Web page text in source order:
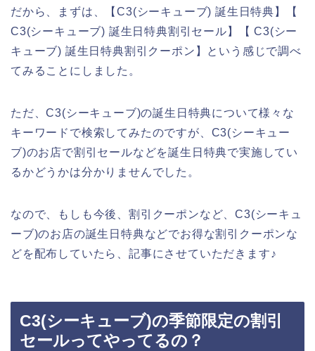
だから、まずは、【C3(シーキューブ) 誕生日特典】【
C3(シーキューブ) 誕生日特典割引セール】【 C3(シー
キューブ) 誕生日特典割引クーポン】という感じで調べ
てみることにしました。
ただ、C3(シーキューブ)の誕生日特典について様々な
キーワードで検索してみたのですが、C3(シーキュー
ブ)のお店で割引セールなどを誕生日特典で実施してい
るかどうかは分かりませんでした。
なので、もしも今後、割引クーポンなど、C3(シーキュ
ーブ)のお店の誕生日特典などでお得な割引クーポンな
どを配布していたら、記事にさせていただきます♪
C3(シーキューブ)の季節限定の割引
セールってやってるの？